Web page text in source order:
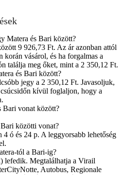
Matera és Bari között?
9 926,73 Ft. Az ár azonban attól
vásárol, és ha forgalmas a
találja meg őket, mint a 2 350,12 Ft.
és Bari között?
jegy a 2 350,12 Ft. Javasoljuk,
kívül foglaljon, hogy a
Bari vonat között?
közötti vonat?
ó és 24 p. A leggyorsabb lehetőség
tól a Bari-ig?
lefedik. Megtalálhatja a Virail
Autobus, Regionale